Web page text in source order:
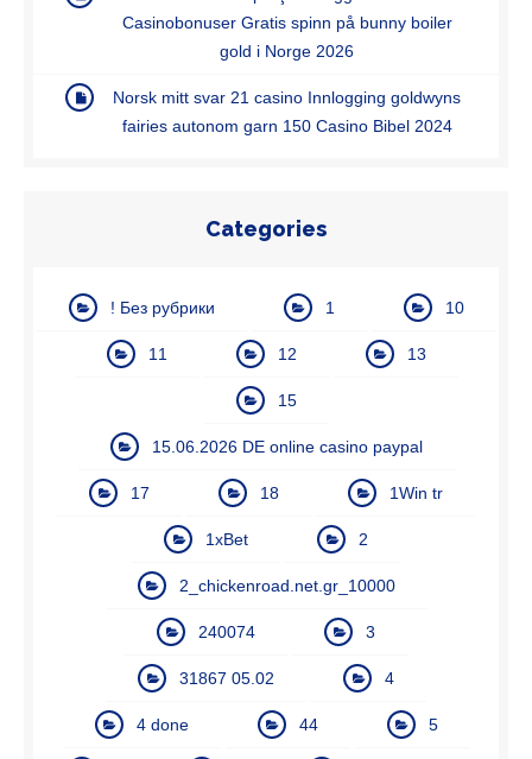
Casinobonuser Gratis spinn på bunny boiler
gold i Norge 2026
Norsk mitt svar 21 casino Innlogging goldwyns
fairies autonom garn 150 Casino Bibel 2024
Categories
! Без рубрики 1 10
11 12 13
15
15.06.2026 DE online casino paypal
17 18 1Win tr
1xBet 2
2_chickenroad.net.gr_10000
240074 3
31867 05.02 4
4 done 44 5